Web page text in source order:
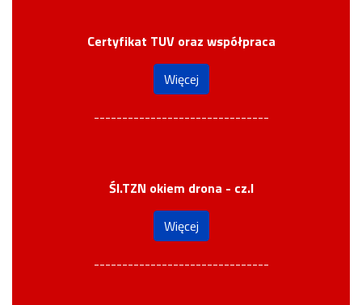
Certyfikat TUV oraz współpraca
Więcej
-------------------------------
Śl.TZN okiem drona - cz.I
Więcej
-------------------------------